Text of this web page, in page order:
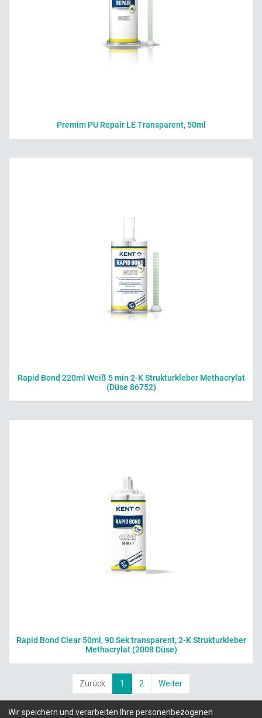
Premim PU Repair LE Transparent, 50ml
Rapid Bond 220ml Weiß 5 min 2-K Strukturkleber Methacrylat
(Düse 86752)
Rapid Bond Clear 50ml, 90 Sek transparent, 2-K Strukturkleber
Methacrylat (2008 Düse)
Zurück 1 2 Weiter
Wir speichern und verarbeiten Ihre personenbezogenen